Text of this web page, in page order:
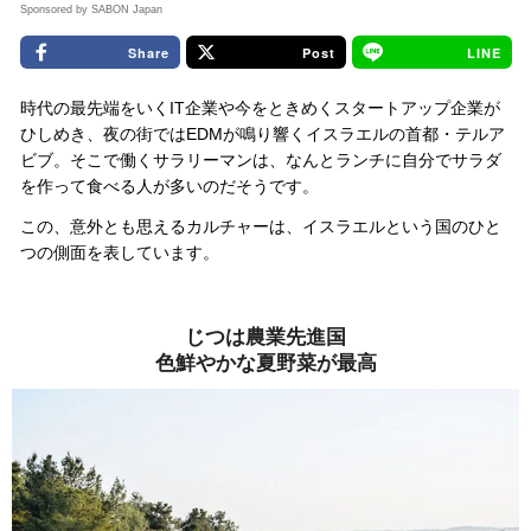
Sponsored by SABON Japan
Share Post LINE
時代の最先端をいくIT企業や今をときめくスタートアップ企業が
ひしめき、夜の街ではEDMが鳴り響くイスラエルの首都・テルア
ビブ。そこで働くサラリーマンは、なんとランチに自分でサラダ
を作って食べる人が多いのだそうです。
この、意外とも思えるカルチャーは、イスラエルという国のひと
つの側面を表しています。
じつは農業先進国
色鮮やかな夏野菜が最高